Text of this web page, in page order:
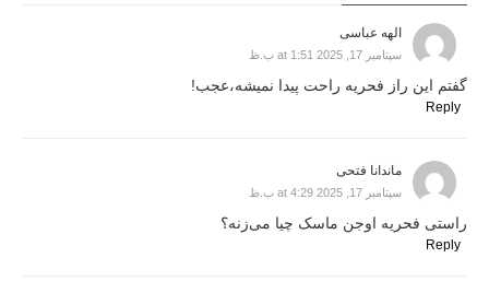
الهه عباسی
سپتامبر 17, 2025 at 1:51 ب.ظ
گفتم این راز فحریه راحت پیدا نمیشه،عجب!
Reply
ماندانا فتحی
سپتامبر 17, 2025 at 4:29 ب.ظ
راستی فحریه اوجن ماسک چیا می‌زنه؟
Reply